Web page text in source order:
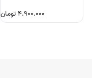
۴.۹۰۰.۰۰۰ تومان